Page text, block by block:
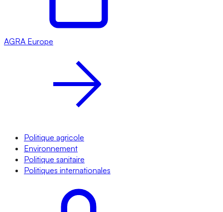
AGRA Europe
Politique agricole
Environnement
Politique sanitaire
Politiques internationales